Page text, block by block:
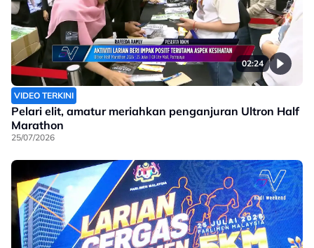
02:24
VIDEO TERKINI
Pelari elit, amatur meriahkan penganjuran Ultron Half
Marathon
25/07/2026